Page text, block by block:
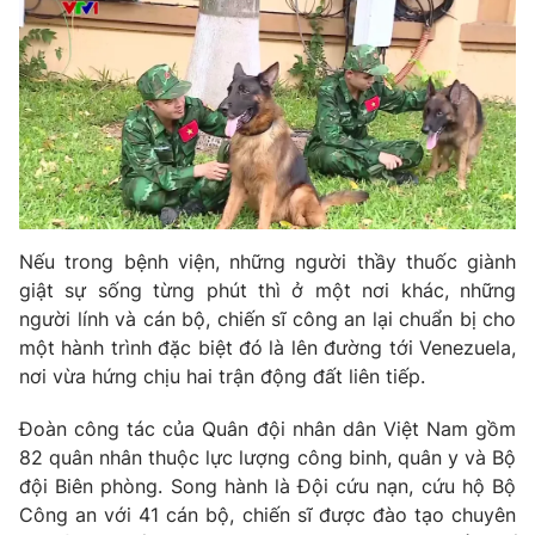
Liên hệ quảng cáo:024-7300.7108
® Cấm sao chép dưới mọi hình thức nếu không có sự chấp
thông tin từ website này.
Nếu trong bệnh viện, những người thầy thuốc giành
giật sự sống từng phút thì ở một nơi khác, những
người lính và cán bộ, chiến sĩ công an lại chuẩn bị cho
một hành trình đặc biệt đó là lên đường tới Venezuela,
nơi vừa hứng chịu hai trận động đất liên tiếp.
Đoàn công tác của Quân đội nhân dân Việt Nam gồm
82 quân nhân thuộc lực lượng công binh, quân y và Bộ
đội Biên phòng. Song hành là Đội cứu nạn, cứu hộ Bộ
Công an với 41 cán bộ, chiến sĩ được đào tạo chuyên